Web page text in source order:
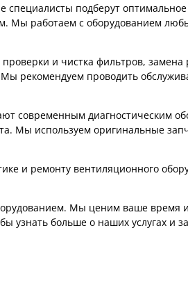
подберут
Мы работаем с оборудованием
и чистка фильтров, замена
рекомендуем проводить
современным диагностическим
Мы используем оригинальные
и ремонту вентиляционного
Мы ценим ваше время
узнать больше о наших услугах и